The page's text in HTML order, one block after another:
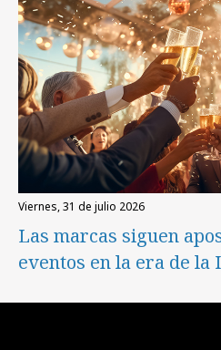
viernes, 31 de julio 2026
Las marcas siguen
eventos en la era de la